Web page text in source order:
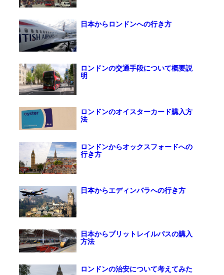
日本からロンドンへの行き方
ロンドンの交通手段について概要説
明
ロンドンのオイスターカード購入方
法
ロンドンからオックスフォードへの
行き方
日本からエディンバラへの行き方
日本からブリットレイルパスの購入
方法
ロンドンの治安について考えてみた